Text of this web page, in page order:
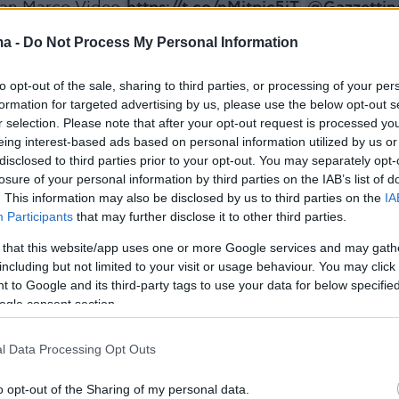
- Do Not Process My Personal Information
opt-out of the sale, sharing to third parties, or processing of your
for targeted advertising by us, please use the below opt-out
selection. Please note that after your opt-out request is processed
interest-based ads based on personal information utilized by us
to third parties prior to your opt-out. You may separately
of your personal information by third parties on the IAB’s list of
This information may also be disclosed by us to third parties on the
Participants that may further disclose it to other third parties.
that this website/app uses one or more Google services and may
but not limited to your visit or usage behaviour. You may
to Google and its third-party tags to use your data for below
consent section.
Data Processing Opt Outs
opt-out of the Sharing of my personal data.
Marco Videohttps://t.co/nMitpic5iT
(@PattiGiuliani)December 7, 2023
του Βένετο, Λούκα Τζάια, καταδίκασε
και ξεκίνησε αμέσως η επιχείρηση
γνωστής εκκλησίας.
και ξένοι εξεδήλωσαν, επίσης, την αντίθεσή
μέλη της Τελευταίας Γενιάς προσήχθησαν
τμήμα.
Marcos, Veneza.https://t.co/kpUUVUZPtJ